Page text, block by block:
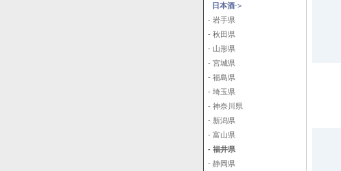
日本酒->
- 岩手県
- 秋田県
- 山形県
- 宮城県
- 福島県
- 埼玉県
- 神奈川県
- 新潟県
- 富山県
- 福井県
- 静岡県